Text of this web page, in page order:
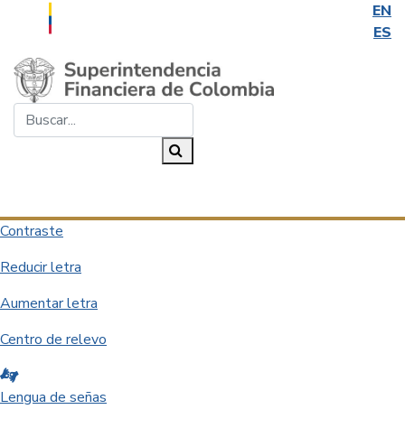
EN
ES
Saltar al contenido principal
Contraste
Reducir letra
Aumentar letra
Centro de relevo
Lengua de señas